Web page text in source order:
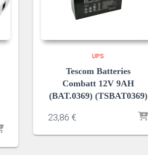
UPS
Tescom Batteries
Combatt 12V 9AH
(BAT.0369) (TSBAT0369)
23,86 €